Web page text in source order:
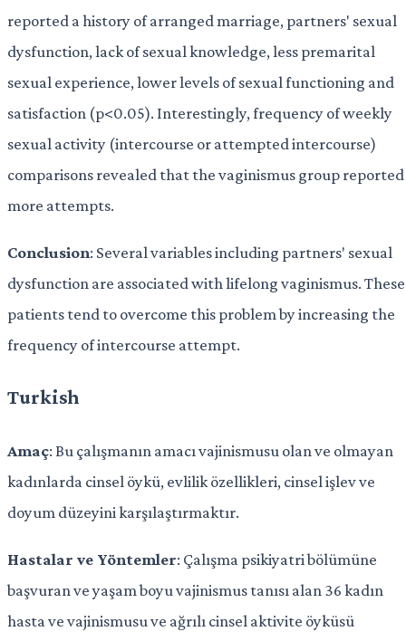
reported a history of arranged marriage, partners' sexual
dysfunction, lack of sexual knowledge, less premarital
sexual experience, lower levels of sexual functioning and
satisfaction (p<0.05). Interestingly, frequency of weekly
sexual activity (intercourse or attempted intercourse)
comparisons revealed that the vaginismus group reported
more attempts.
Conclusion: Several variables including partners' sexual
dysfunction are associated with lifelong vaginismus. These
patients tend to overcome this problem by increasing the
frequency of intercourse attempt.
Turkish
Amaç: Bu çalışmanın amacı vajinismusu olan ve olmayan
kadınlarda cinsel öykü, evlilik özellikleri, cinsel işlev ve
doyum düzeyini karşılaştırmaktır.
Hastalar ve Yöntemler: Çalışma psikiyatri bölümüne
başvuran ve yaşam boyu vajinismus tanısı alan 36 kadın
hasta ve vajinismusu ve ağrılı cinsel aktivite öyküsü